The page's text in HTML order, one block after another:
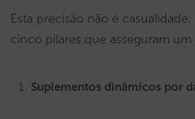
Esta precisão não é
cinco pilares que asseguram
Suplementos dinâmicos por